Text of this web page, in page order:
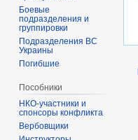
Боевые
подразделения и
группировки
Подразделения ВС
Украины
Погибшие
Пособники
спонсоры конфликта
‏‎Вербовщики